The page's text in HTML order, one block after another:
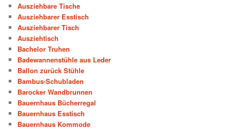
Ausziehbare Tische
Ausziehbarer Esstisch
Ausziehbarer Tisch
Ausziehtisch
Bachelor Truhen
Badewannenstühle aus Leder
Ballon zurück Stühle
Bambus-Schubladen
Barocker Wandbrunnen
Bauernhaus Bücherregal
Bauernhaus Esstisch
Bauernhaus Kommode